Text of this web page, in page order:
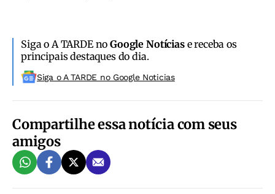
Siga o A TARDE noGoogle Notíciase receba os
principais destaques do dia.
Siga o A TARDE no Google Noticias
Compartilhe essa notícia com seus
amigos